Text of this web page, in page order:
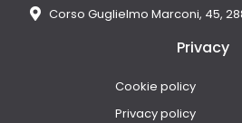
Corso Guglielmo Marconi, 45,
Privacy
Cookie policy
Privacy policy